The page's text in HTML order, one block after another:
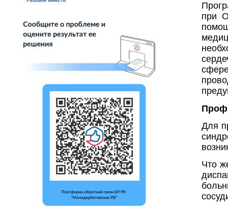
при
Для
Что